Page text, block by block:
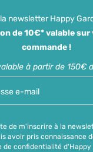
newsletter Happy
de 10€* valable
commande !
à partir de 150€
de m'inscrire à la
avoir pris connaissance
de confidentialité d'Happy